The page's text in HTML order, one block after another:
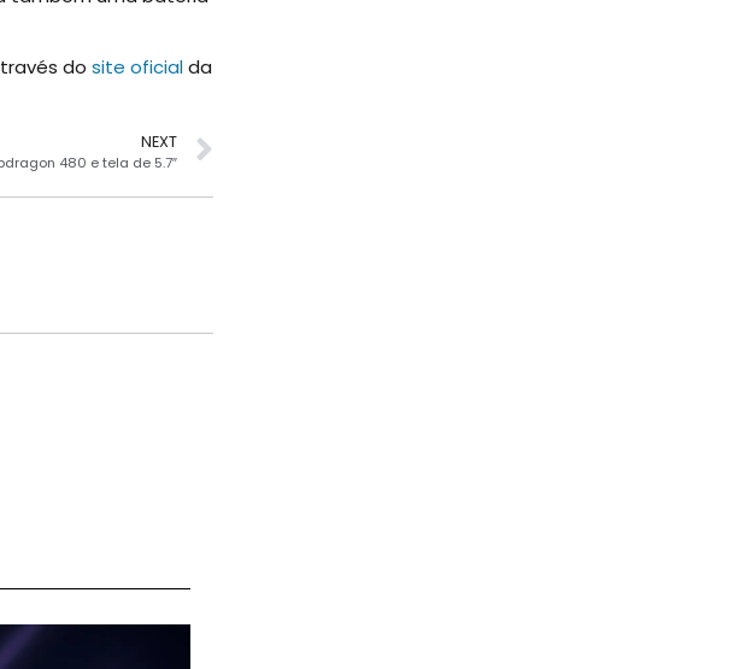
do site oficialda
NEXT
480 e tela de 5.7″